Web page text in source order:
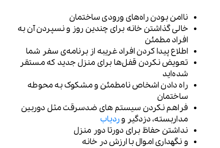
ناامن بودن راه‌های ورودی ساختمان
خالی گذاشتن خانه برای چندین روز و نسپردن آن به
افراد مطمئن
اطلاع پیدا کردن افراد غریبه از برنامه‌ی سفر شما
تعویض نکردن قفل‌ها برای منزل جدید که مستقر
شده‌اید
راه دادن اشخاص نامطمئن و مشکوک به محوطه
ساختمان
فراهم نکردن سیستم های ضدسرقت مثل دوربین
مداربسته، دزدگیر وردیاب
نداشتن حفاظ برای دورتا دور منزل
و نگهداری اموال با ارزش در خانه